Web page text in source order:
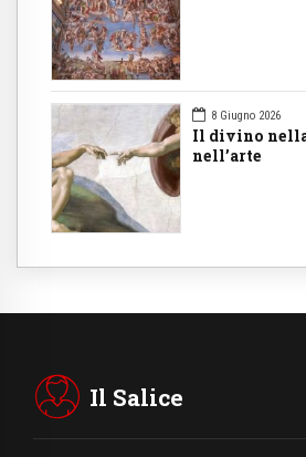
8 Giugno 2026
Il divino
nell’arte
Il Salice